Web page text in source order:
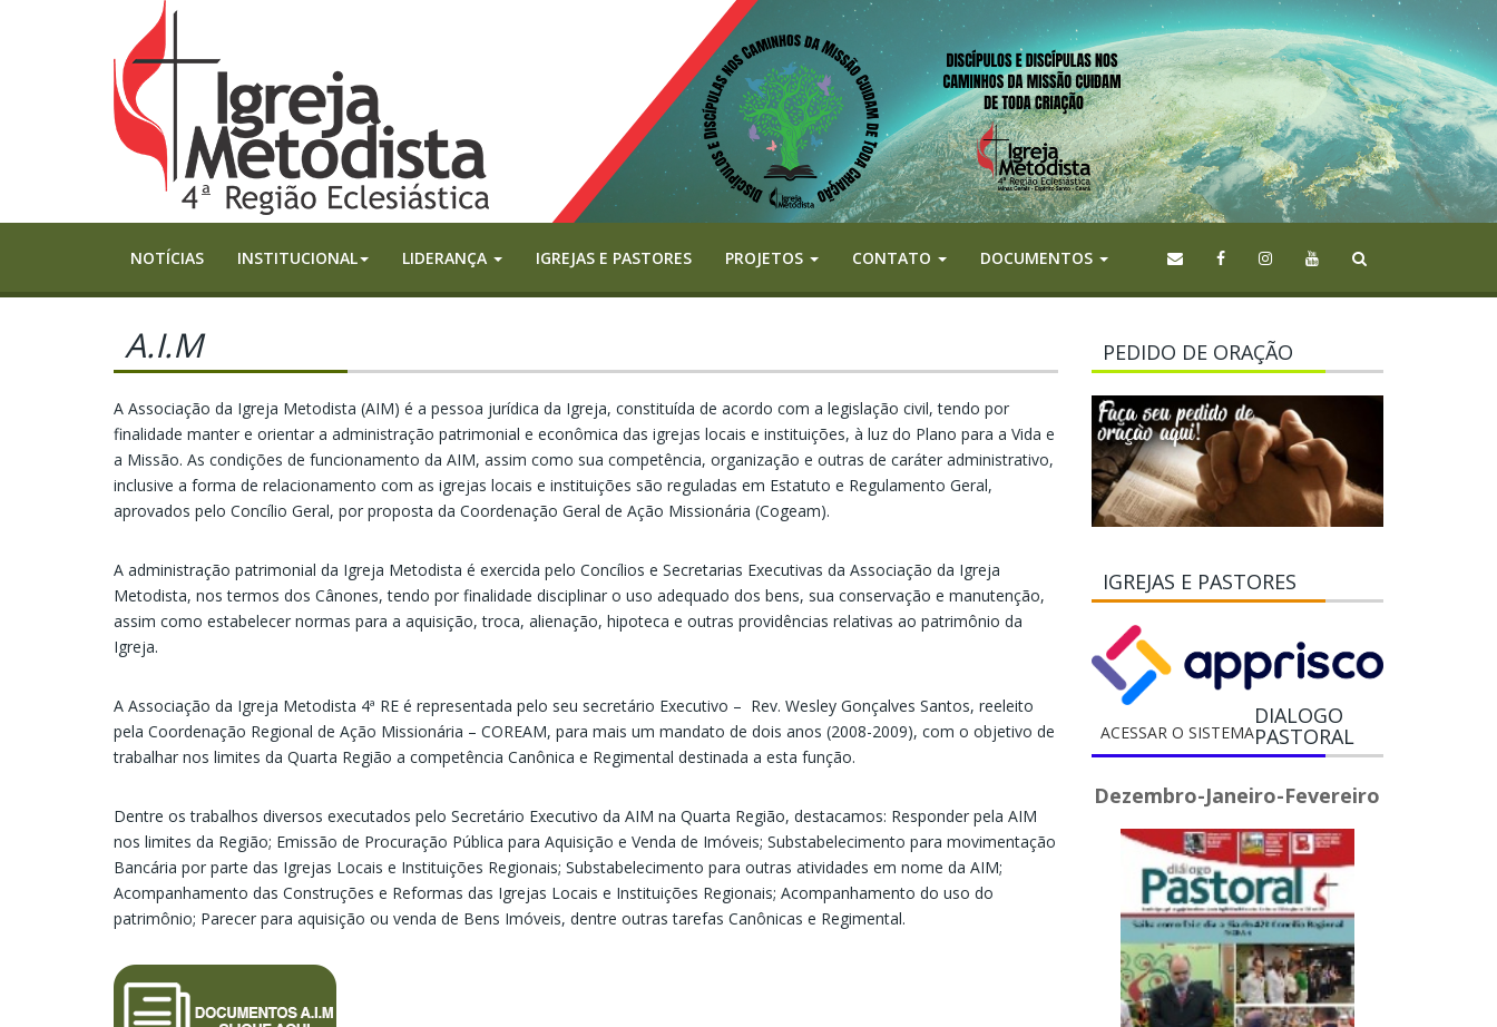
NOTÍCIAS INSTITUCIONAL LIDERANÇA IGREJAS E PASTORES PROJETOS CONTATO DOCUMENTOS
A.I.M
A Associação da Igreja Metodista (AIM) é a pessoa jurídica da Igreja, constituída de acordo com a legislação civil, tendo por
finalidade manter e orientar a administração patrimonial e econômica das igrejas locais e instituições, à luz do Plano para a Vida e
a Missão. As condições de funcionamento da AIM, assim como sua competência, organização e outras de caráter administrativo,
inclusive a forma de relacionamento com as igrejas locais e instituições são reguladas em Estatuto e Regulamento Geral,
aprovados pelo Concílio Geral, por proposta da Coordenação Geral de Ação Missionária (Cogeam).
A administração patrimonial da Igreja Metodista é exercida pelo Concílios e Secretarias Executivas da Associação da Igreja
Metodista, nos termos dos Cânones, tendo por finalidade disciplinar o uso adequado dos bens, sua conservação e manutenção,
assim como estabelecer normas para a aquisição, troca, alienação, hipoteca e outras providências relativas ao patrimônio da
Igreja.
A Associação da Igreja Metodista 4ª RE é representada pelo seu secretário Executivo – Rev. Wesley Gonçalves Santos, reeleito
pela Coordenação Regional de Ação Missionária – COREAM, para mais um mandato de dois anos (2008-2009), com o objetivo de
trabalhar nos limites da Quarta Região a competência Canônica e Regimental destinada a esta função.
Dentre os trabalhos diversos executados pelo Secretário Executivo da AIM na Quarta Região, destacamos: Responder pela AIM
nos limites da Região; Emissão de Procuração Pública para Aquisição e Venda de Imóveis; Substabelecimento para movimentação
Bancária por parte das Igrejas Locais e Instituições Regionais; Substabelecimento para outras atividades em nome da AIM;
Acompanhamento das Construções e Reformas das Igrejas Locais e Instituições Regionais; Acompanhamento do uso do
patrimônio; Parecer para aquisição ou venda de Bens Imóveis, dentre outras tarefas Canônicas e Regimental.
PEDIDO DE ORAÇÃO
IGREJAS E PASTORES
ACESSAR O SISTEMA
DIALOGO
PASTORAL
Dezembro-Janeiro-Fevereiro